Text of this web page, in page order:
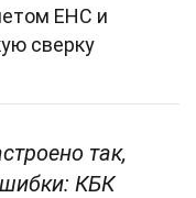
ЕНС и
сверку
так,
КБК